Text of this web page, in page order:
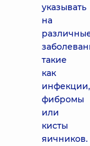
указывать
на
такие
как
инфекции,
фибромы
или
кисты
яичников.